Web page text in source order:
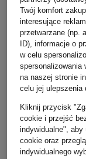
Twój komfort
interesujące
przetwarzane (np.
ID), informacje o
w celu
spersonalizowania
na naszej stronie
celu jej ulepszenia
Kliknij przycisk
cookie i przejść
indywidualne", aby
cookie oraz
indywidualnego